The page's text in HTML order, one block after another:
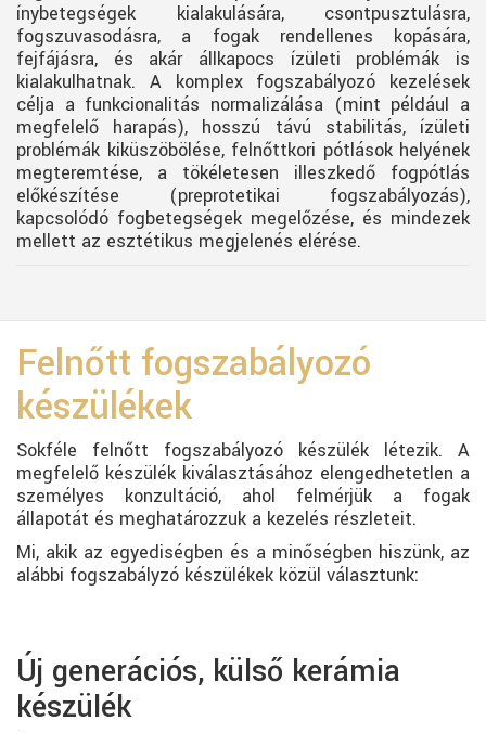
ínybetegségek kialakulására, csontpusztulásra,
fogszuvasodásra, a fogak rendellenes kopására,
fejfájásra, és akár állkapocs ízületi problémák is
kialakulhatnak. A komplex fogszabályozó kezelések
célja a funkcionalitás normalizálása (mint például a
megfelelő harapás), hosszú távú stabilitás, ízületi
problémák kiküszöbölése, felnőttkori pótlások helyének
megteremtése, a tökéletesen illeszkedő fogpótlás
előkészítése (preprotetikai fogszabályozás),
kapcsolódó fogbetegségek megelőzése, és mindezek
mellett az esztétikus megjelenés elérése.
Felnőtt fogszabályozó
készülékek
Sokféle felnőtt fogszabályozó készülék létezik. A
megfelelő készülék kiválasztásához elengedhetetlen a
személyes konzultáció, ahol felmérjük a fogak
állapotát és meghatározzuk a kezelés részleteit.
Mi, akik az egyediségben és a minőségben hiszünk, az
alábbi fogszabályzó készülékek közül választunk:
Új generációs, külső kerámia
készülék